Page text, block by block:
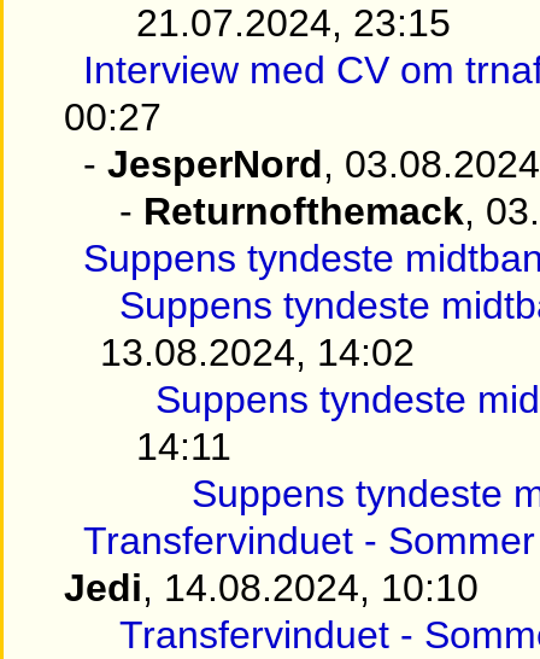
21.07.2024, 23:15
Interview med CV om
00:27
- JesperNord,
- Returnofthemack,
Suppens tyndeste
Suppens tyndeste
13.08.2024, 14:02
Suppens tyndeste
14:11
Suppens tyndeste
Transfervinduet -
Jedi, 14.08.2024, 10:10
Transfervinduet -